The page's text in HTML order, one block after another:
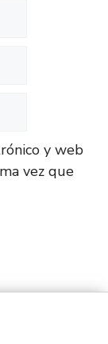
y web
vez que